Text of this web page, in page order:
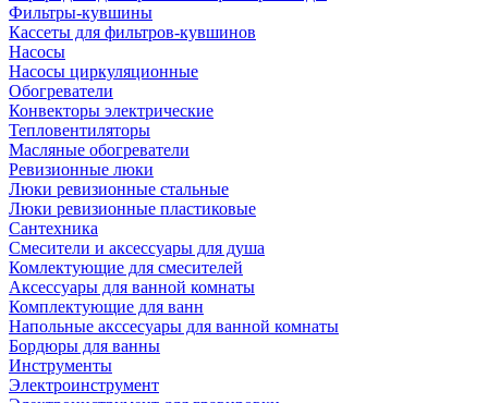
Фильтры-кувшины
Кассеты для фильтров-кувшинов
Насосы
Насосы циркуляционные
Обогреватели
Конвекторы электрические
Тепловентиляторы
Масляные обогреватели
Ревизионные люки
Люки ревизионные стальные
Люки ревизионные пластиковые
Сантехника
Смесители и аксессуары для душа
Комлектующие для смесителей
Аксессуары для ванной комнаты
Комплектующие для ванн
Напольные акссесуары для ванной комнаты
Бордюры для ванны
Инструменты
Электроинструмент